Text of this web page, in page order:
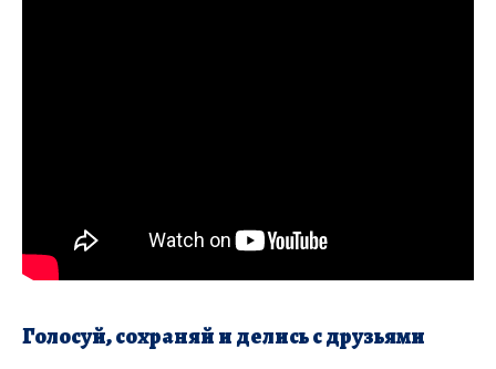
Голосуй, сохраняй и делись с друзьями